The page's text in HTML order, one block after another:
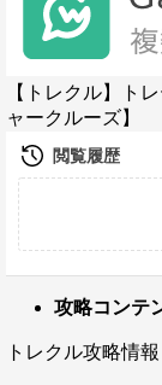
【トレクル】ト
ャークルーズ】
攻略コンテ
トレクル攻略情報